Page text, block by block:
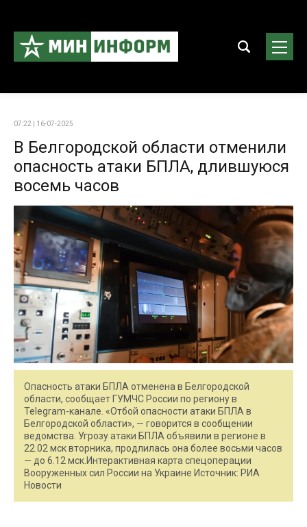
07:22 | 16-07-2025
В Белгородской области отменили
опасность атаки БПЛА, длившуюся
восемь часов
Опасность атаки БПЛА отменена в Белгородской
области, сообщает ГУМЧС России по региону в
Telegram-канале. «Отбой опасности атаки БПЛА в
Белгородской области», — говорится в сообщении
ведомства. Угрозу атаки БПЛА объявили в регионе в
22.02 мск вторника, продлилась она более восьми часов
— до 6.12 мск.Интерактивная карта спецоперации
Вооруженных сил России на Украине Источник: РИА
Новости